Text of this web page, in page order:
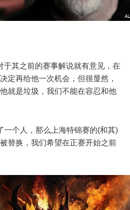
于其之前的赛事解说就有意见，在
定再给他一次机会，但很显然，
就是垃圾，我们不能在容忍和他
一个人，那么上海特锦赛的(和其)
替换，我们希望在正赛开始之前